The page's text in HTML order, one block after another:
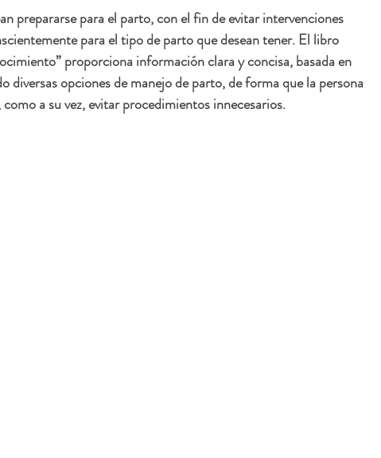
prepararse para el parto, con el fin de evitar intervenciones
para el tipo de parto que desean tener. El libro
proporciona información clara y concisa, basada en
diversas opciones de manejo de parto, de forma que la persona
a su vez, evitar procedimientos innecesarios.